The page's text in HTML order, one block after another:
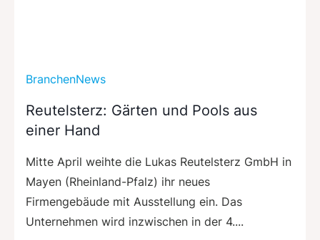
BranchenNews
Reutelsterz: Gärten und Pools aus
einer Hand
Mitte April weihte die Lukas Reutelsterz GmbH in
Mayen (Rheinland-Pfalz) ihr neues
Firmengebäude mit Ausstellung ein. Das
Unternehmen wird inzwischen in der 4....